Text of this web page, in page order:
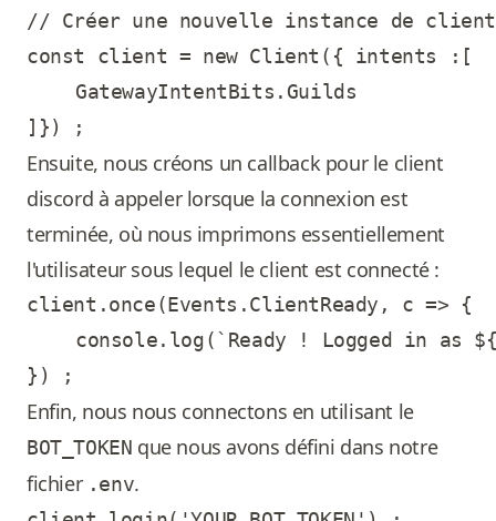
// Créer une nouvelle instance de client
const client = new Client({ intents :[
Ensuite, nous créons un callback pour le client
discord à appeler lorsque la connexion est
terminée, où nous imprimons essentiellement
l'utilisateur sous lequel le client est connecté :
client.once(Events.ClientReady, c => {
Enfin, nous nous connectons en utilisant le
BOT_TOKEN que nous avons défini dans notre
fichier .env.